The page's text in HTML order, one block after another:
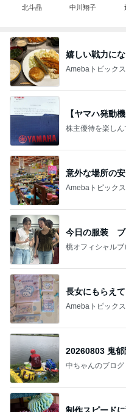
北斗晶 中川翔子
嬉しい戦力に
Amebaトピックス
【ヤマハ発動
株主優待を楽し
意外な場所の
Amebaトピックス
今日の服装 ブ
桃オフィシャル
長女にもらえ
Amebaトピックス
中ちゃんのブログ
制作スピード